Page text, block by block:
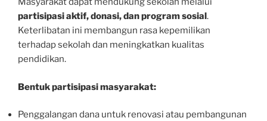
partisipasi aktif, donasi, dan program sosial .
Keterlibatan ini membangun rasa kepemilikan
terhadap sekolah dan meningkatkan kualitas
pendidikan.
Bentuk partisipasi masyarakat:
Penggalangan dana untuk renovasi atau pembangunan